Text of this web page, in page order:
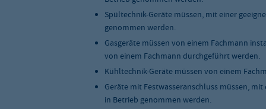
Temperaturzonen
Werbedisplay Ohne
Kühlung Absorber
Leistung in kW 0.065
Spültechnik-Geräte müssen, mit einer
genommen werden.
Gasgeräte müssen von einem Fachmann
von einem Fachmann durchgeführt werden.
Kühltechnik-Geräte müssen von einem
Geräte mit Festwasseranschluss müssen,
in Betrieb genommen werden.